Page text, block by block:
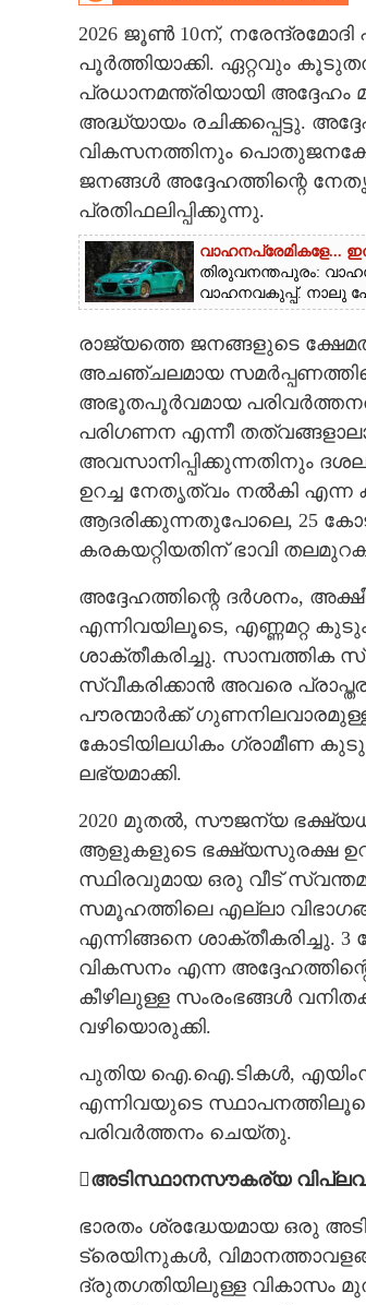
CARTOONS
LITERATURE
CONTACT US
2026 ജൂൺ 10ന്,
പൂർത്തിയാക്കി. ഏറ്റവും
പ്രധാനമന്ത്രിയായി
അദ്ധ്യായം രചിക്കപ്പെട്ടു.
വികസനത്തിനും
ജനങ്ങൾ അദ്ദേഹത്തിന്റെ
പ്രതിഫലിപ്പിക്കുന്നു.
വാഹനപ്രേമികളേ...
തിരുവനന്തപുരം:
വാഹനവകുപ്പ്. നാലു
രാജ്യത്തെ ജനങ്ങളുടെ
അചഞ്ചലമായ
അഭൂതപൂർവമായ
പരിഗണന എന്നീ
അവസാനിപ്പിക്കുന്നതിനും
ഉറച്ച നേതൃത്വം നൽകി എന്ന
ആദരിക്കുന്നതുപോലെ, 25
കരകയറ്റിയതിന് ഭാവി
അദ്ദേഹത്തിന്റെ ദർശനം,
എന്നിവയിലൂടെ, എണ്ണമറ്റ
ശാക്തീകരിച്ചു. സാമ്പത്തിക
സ്വീകരിക്കാൻ അവരെ
പൗരന്മാർക്ക്
കോടിയിലധികം ഗ്രാമീണ
ലഭ്യമാക്കി.
2020 മുതൽ, സൗജന്യ
ആളുകളുടെ ഭക്ഷ്യസുരക്ഷ
സ്ഥിരവുമായ ഒരു വീട്
സമൂഹത്തിലെ എല്ലാ
എന്നിങ്ങനെ ശാക്തീകരിച്ചു.
വികസനം എന്ന
കീഴിലുള്ള സംരംഭങ്ങൾ
വഴിയൊരുക്കി.
പുതിയ ഐ.ഐ.ടികൾ,
എന്നിവയുടെ
പരിവർത്തനം ചെയ്തു.
അടിസ്ഥാനസൗകര്യ
ഭാരതം ശ്രദ്ധേയമായ ഒരു
ട്രെയിനുകൾ,
ദ്രുതഗതിയിലുള്ള വികാസം